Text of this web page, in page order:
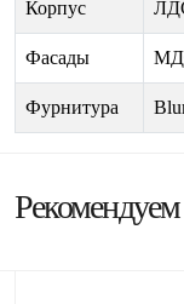
Корпус
Фасады
Фурнитура
Рекомендуем